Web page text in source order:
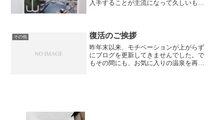
入手することが主流になって久しいもの
くまとめられて編集されてい...
その他 復活のご挨拶
昨年末以来、モチベーションが上がらず
にブログを更新してきませんでした。で
もその間にも、お気に入りの温泉を再訪